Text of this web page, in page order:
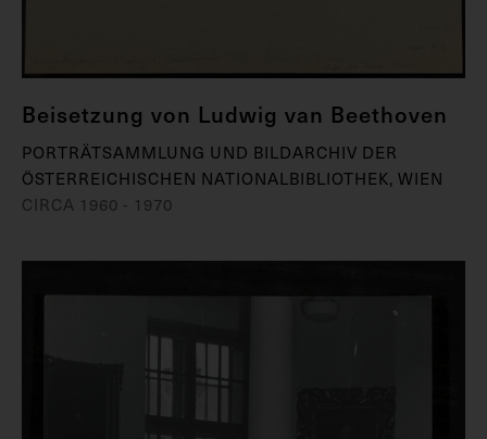
Beisetzung von Ludwig van Beethoven
PORTRÄTSAMMLUNG UND BILDARCHIV DER
ÖSTERREICHISCHEN NATIONALBIBLIOTHEK, WIEN
CIRCA 1960 - 1970